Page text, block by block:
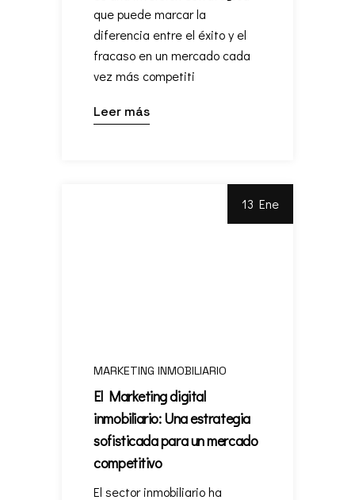
que puede marcar la
diferencia entre el éxito y el
fracaso en un mercado cada
vez más competiti
Leer más
13 Ene
MARKETING INMOBILIARIO
El Marketing digital
inmobiliario: Una estrategia
sofisticada para un mercado
competitivo
El sector inmobiliario ha